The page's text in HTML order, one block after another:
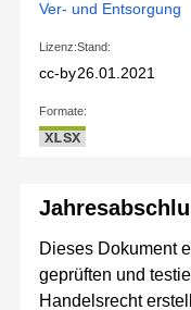
Ver- und Entsorgung
Lizenz:
cc-by
Stand:
26.01.2021
Formate:
XLSX
Dieses Dokument
geprüften und
Handelsrecht